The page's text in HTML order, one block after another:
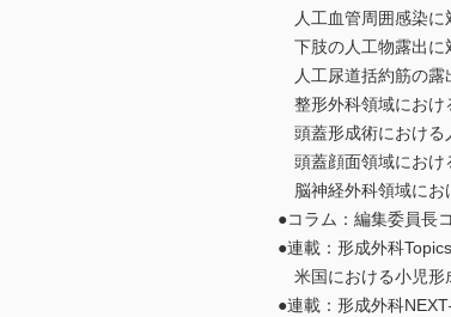
人工血管周囲感染に
下肢の人工物露出に
人工尿道括約筋の露
整形外科領域におけ
頭蓋形成術におけ
頭蓋顔面領域におけ
脳神経外科領域に
●コラム：編集委員長
●連載：形成外科Topics
米国における小児
●連載：形成外科